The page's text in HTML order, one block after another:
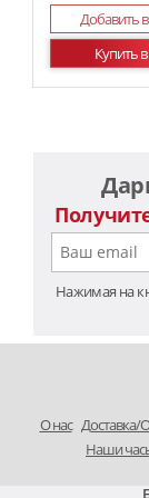
Добавить
Купить
Нажимая на
O нас Доставка/
Наши